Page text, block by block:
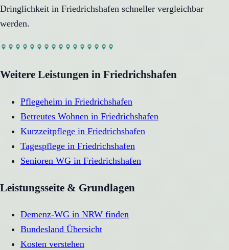
Dringlichkeit in Friedrichshafen schneller vergleichbar
werden.
Weitere Leistungen in Friedrichshafen
Pflegeheim in Friedrichshafen
Betreutes Wohnen in Friedrichshafen
Kurzzeitpflege in Friedrichshafen
Tagespflege in Friedrichshafen
Senioren WG in Friedrichshafen
Leistungsseite & Grundlagen
Demenz-WG in NRW finden
Bundesland Übersicht
Kosten verstehen